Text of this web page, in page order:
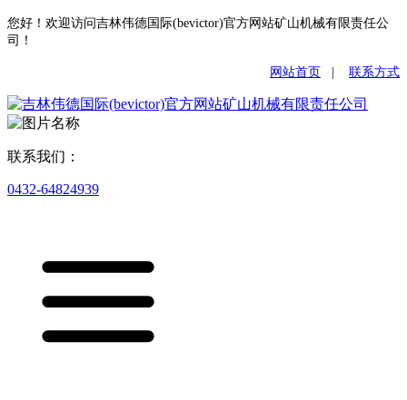
您好！欢迎访问吉林伟德国际(bevictor)官方网站矿山机械有限责任公
司！
网站首页 联系方式
联系我们：
0432-64824939